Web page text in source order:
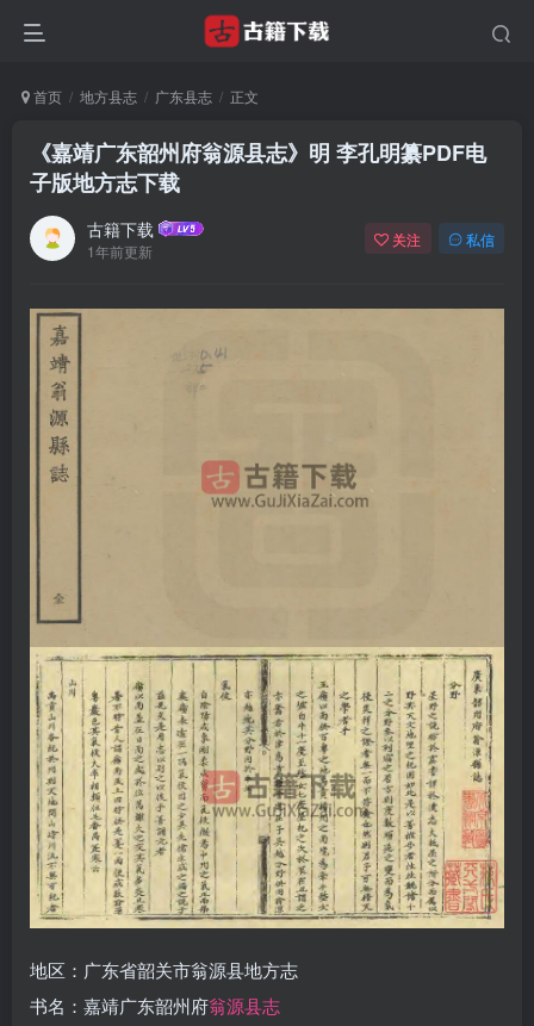
首页 地方县志 广东县志 正文
《嘉靖广东韶州府翁源县志》明 李孔明纂PDF电
子版地方志下载
古籍下载
1年前更新
关注 私信
地区：广东省韶关市翁源县地方志
书名：嘉靖广东韶州府翁源县志